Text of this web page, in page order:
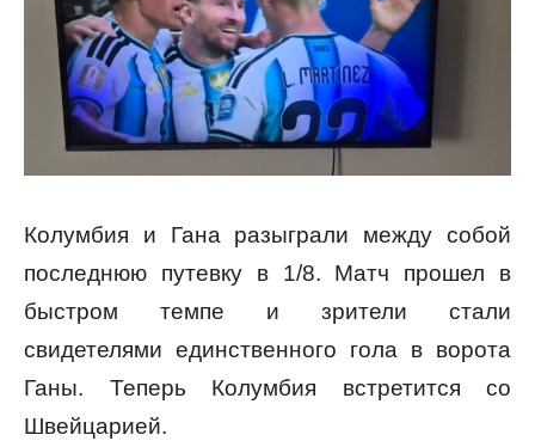
Колумбия и Гана разыграли между собой
последнюю путевку в 1/8. Матч прошел в
быстром темпе и зрители стали
свидетелями единственного гола в ворота
Ганы. Теперь Колумбия встретится со
Швейцарией.